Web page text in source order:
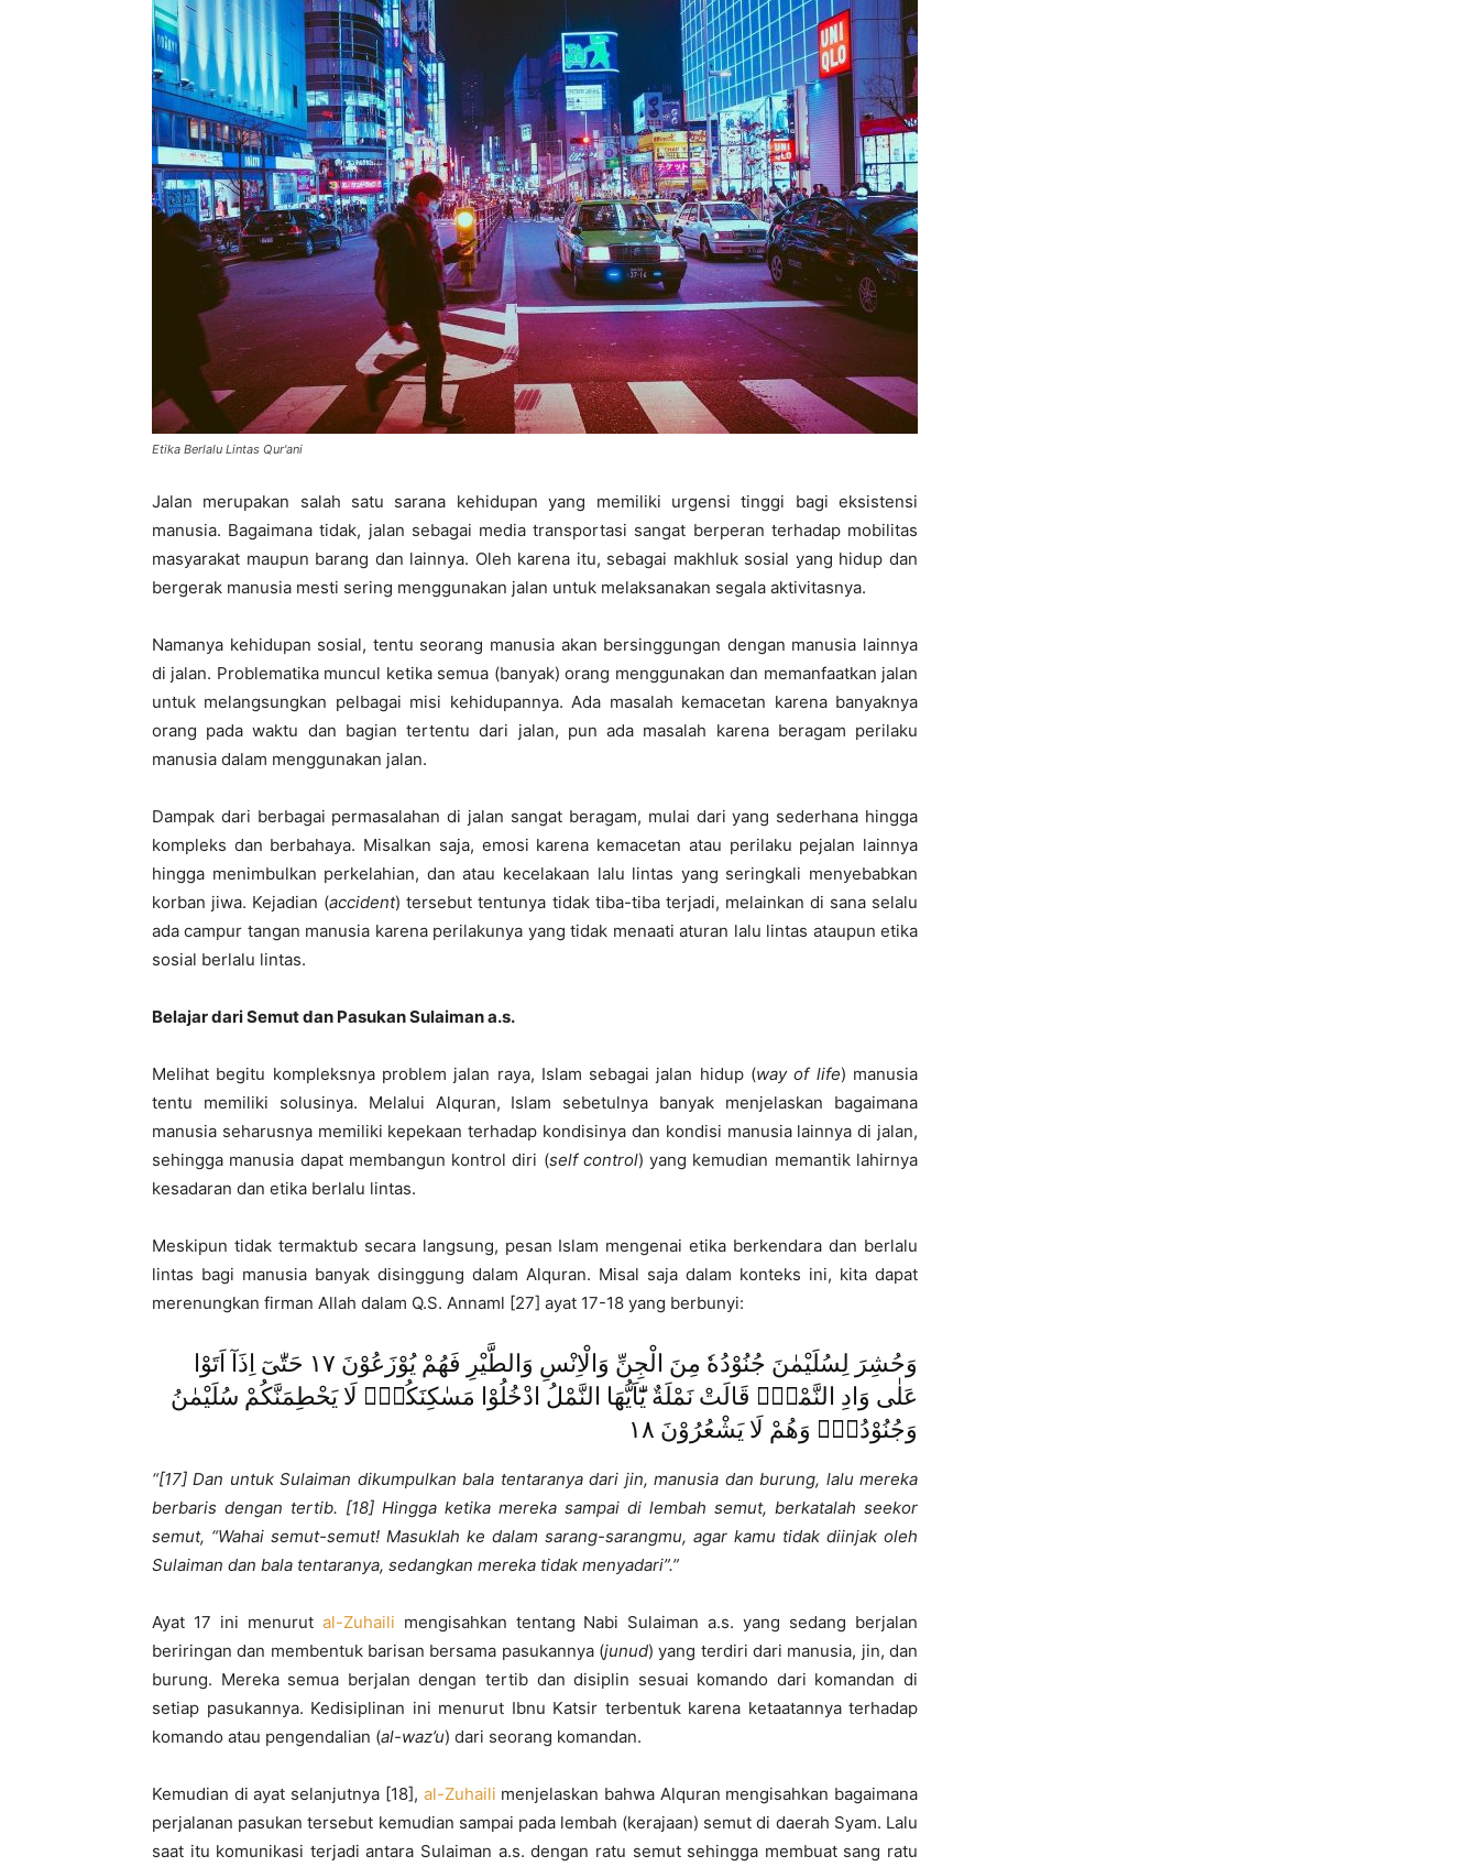
di
Indonesia
Etika Berlalu Lintas Qur'ani
Jalan merupakan salah satu sarana kehidupan yang memiliki urgensi tinggi bagi eksistensi
manusia. Bagaimana tidak, jalan sebagai media transportasi sangat berperan terhadap mobilitas
masyarakat maupun barang dan lainnya. Oleh karena itu, sebagai makhluk sosial yang hidup dan
bergerak manusia mesti sering menggunakan jalan untuk melaksanakan segala aktivitasnya.
Namanya kehidupan sosial, tentu seorang manusia akan bersinggungan dengan manusia lainnya
di jalan. Problematika muncul ketika semua (banyak) orang menggunakan dan memanfaatkan jalan
untuk melangsungkan pelbagai misi kehidupannya. Ada masalah kemacetan karena banyaknya
orang pada waktu dan bagian tertentu dari jalan, pun ada masalah karena beragam perilaku
manusia dalam menggunakan jalan.
Dampak dari berbagai permasalahan di jalan sangat beragam, mulai dari yang sederhana hingga
kompleks dan berbahaya. Misalkan saja, emosi karena kemacetan atau perilaku pejalan lainnya
hingga menimbulkan perkelahian, dan atau kecelakaan lalu lintas yang seringkali menyebabkan
korban jiwa. Kejadian (accident) tersebut tentunya tidak tiba-tiba terjadi, melainkan di sana selalu
ada campur tangan manusia karena perilakunya yang tidak menaati aturan lalu lintas ataupun etika
sosial berlalu lintas.
Belajar dari Semut dan Pasukan Sulaimana.s.
Melihat begitu kompleksnya problem jalan raya, Islam sebagai jalan hidup (way of life) manusia
tentu memiliki solusinya. Melalui Alquran, Islam sebetulnya banyak menjelaskan bagaimana
manusia seharusnya memiliki kepekaan terhadap kondisinya dan kondisi manusia lainnya di jalan,
sehingga manusia dapat membangun kontrol diri (self control) yang kemudian memantik lahirnya
kesadaran dan etika berlalu lintas.
Meskipun tidak termaktub secara langsung, pesan Islam mengenai etika berkendara dan berlalu
lintas bagi manusia banyak disinggung dalam Alquran. Misal saja dalam konteks ini, kita dapat
merenungkan firman Allah dalam Q.S. Annaml [27] ayat 17-18 yang berbunyi:
عَلٰى وَادِ النَّمْلِۙ قَالَتْ نَمْلَةٌ يّٰٓاَيُّهَا النَّمْلُ ادْخُلُوْا مَسٰكِنَكُمْۚ لَا يَحْطِمَنَّكُمْ سُلَيْمٰنُ
وَجُنُوْدُهٗۙ وَهُمْ لَا يَشْعُرُوْنَ ١٨
“[17] Dan untuk Sulaiman dikumpulkan bala tentaranya dari jin, manusia dan burung, lalu mereka
berbaris dengan tertib. [18] Hingga ketika mereka sampai di lembah semut, berkatalah seekor
semut, “Wahai semut-semut! Masuklah ke dalam sarang-sarangmu, agar kamu tidak diinjak oleh
Sulaiman dan bala tentaranya, sedangkan mereka tidak menyadari”.”
Ayat 17 ini menurut al-Zuhaili mengisahkan tentang Nabi Sulaiman a.s. yang sedang berjalan
beriringan dan membentuk barisan bersama pasukannya (junud) yang terdiri dari manusia, jin, dan
burung. Mereka semua berjalan dengan tertib dan disiplin sesuai komando dari komandan di
setiap pasukannya. Kedisiplinan ini menurut Ibnu Katsir terbentuk karena ketaatannya terhadap
komando atau pengendalian (al-waz’u) dari seorang komandan.
Kemudian di ayat selanjutnya [18], al-Zuhaili menjelaskan bahwa Alquran mengisahkan bagaimana
perjalanan pasukan tersebut kemudian sampai pada lembah (kerajaan) semut di daerah Syam. Lalu
saat itu komunikasi terjadi antara Sulaiman a.s. dengan ratu semut sehingga membuat sang ratu